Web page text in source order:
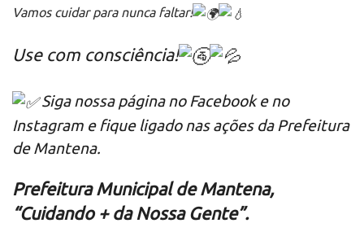
Vamos cuidar para nunca faltar!
Use com consciência!
Siga nossa página no Facebook e no
Instagram e fique ligado nas ações da Prefeitura
de Mantena.
Prefeitura Municipal de Mantena,
“Cuidando + da Nossa Gente”.